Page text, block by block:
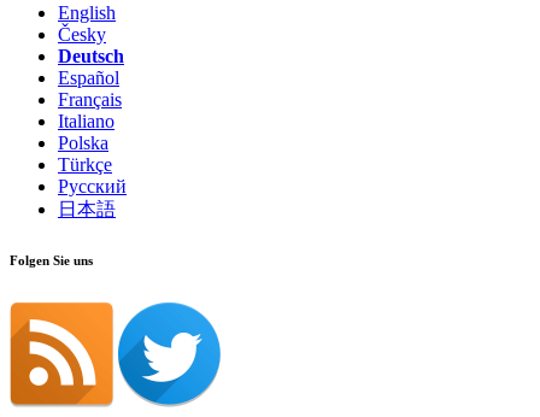
English
Česky
Deutsch
Español
Français
Italiano
Polska
Türkçe
Русский
日本語
Folgen Sie uns